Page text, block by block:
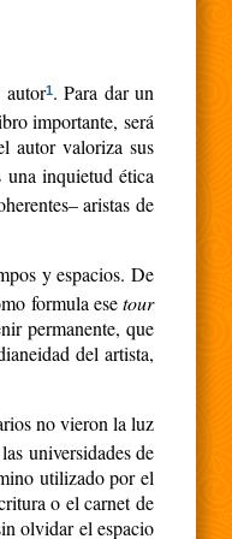
autor1. Para dar un
importante, será
autor valoriza sus
inquietud ética
aristas de
y espacios. De
formula esetour
permanente, que
del artista,
no vieron la luz
universidades de
utilizado por el
o el carnet de
olvidar el espacio